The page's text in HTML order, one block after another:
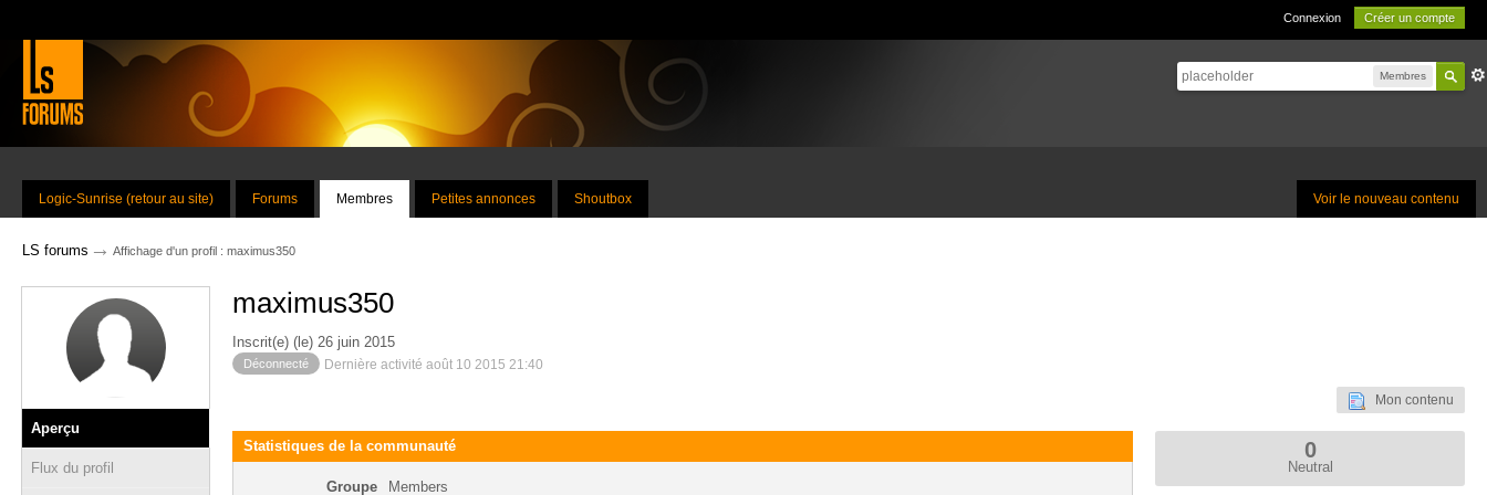
Connexion Créer un compte
Membres
Voir le nouveau contenu
Logic-Sunrise (retour au site) Forums Membres Petites annonces Shoutbox
LS forums → Affichage d'un profil : maximus350
Aperçu
Flux du profil
maximus350
Inscrit(e) (le) 26 juin 2015
Déconnecté Dernière activité août 10 2015 21:40
Mon contenu
Statistiques de la communauté
Groupe Members
0
Neutral